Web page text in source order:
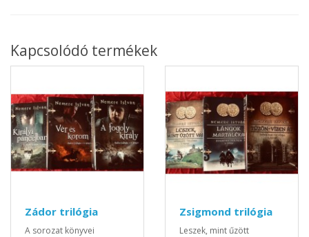
Kapcsolódó termékek
Zádor trilógia
A sorozat könyvei
Zsigmond trilógia
Leszek, mint űzött